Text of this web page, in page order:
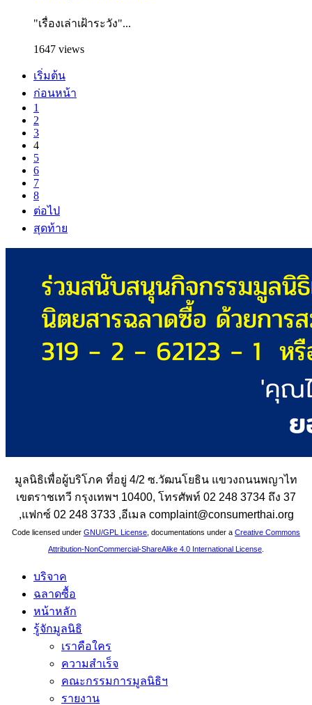
"เรื่องเล่าเฝ้าระวัง"...
1647 views
เริ่มต้น
ก่อนหน้า
1
2
3
4
5
6
7
8
ต่อไป
สุดท้าย
มูลนิธิเพื่อผู้บริโภค ที่อยู่ 4/2 ซ.วัฒนโยธิน แขวงถนนพญาไท
เขตราชเทวี กรุงเทพฯ 10400, โทรศัพท์ 02 248 3734 ถึง 37
,แฟกซ์ 02 248 3733 ,อีเมล complaint@consumerthai.org
Code licensed under GNU/GPL License , documentations under a Creative Commons
Attribution-NonCommercial-ShareAlike 4.0 International License
บริจาค
ฉลาดซื้อ
หน้าหลัก
รู้จักมูลนิธิ
เราคือใคร
ความสำเร็จ
คณะกรรมการมูลนิธิฯ
รายงาน